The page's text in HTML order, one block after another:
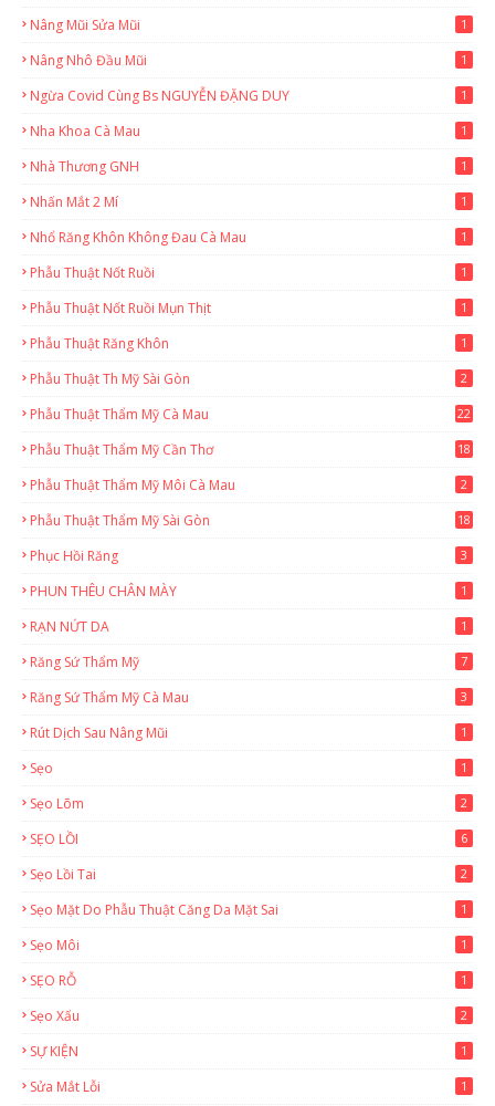
Nâng Mũi Sửa Mũi 1
Nâng Nhô Đầu Mũi 1
Ngừa Covid Cùng Bs NGUYỄN ĐẶNG DUY 1
Nha Khoa Cà Mau 1
Nhà Thương GNH 1
Nhấn Mắt 2 Mí 1
Nhổ Răng Khôn Không Đau Cà Mau 1
Phẫu Thuật Nốt Ruồi 1
Phẫu Thuật Nốt Ruồi Mụn Thịt 1
Phẫu Thuật Răng Khôn 1
Phẫu Thuật Th Mỹ Sài Gòn 2
Phẫu Thuật Thẩm Mỹ Cà Mau
22
Phẫu Thuật Thẩm Mỹ Cần Thơ
18
Phẫu Thuật Thẩm Mỹ Môi Cà Mau 2
Phẫu Thuật Thẩm Mỹ Sài Gòn
18
Phục Hồi Răng 3
PHUN THÊU CHÂN MÀY 1
RẠN NỨT DA 1
Răng Sứ Thẩm Mỹ 7
Răng Sứ Thẩm Mỹ Cà Mau 3
Rút Dịch Sau Nâng Mũi 1
Sẹo 1
Sẹo Lõm 2
SẸO LỒI 6
Sẹo Lồi Tai 2
Sẹo Mặt Do Phẫu Thuật Căng Da Mặt Sai 1
Sẹo Môi 1
SẸO RỖ 1
Sẹo Xấu 2
SỰ KIỆN 1
Sửa Mắt Lỗi 1